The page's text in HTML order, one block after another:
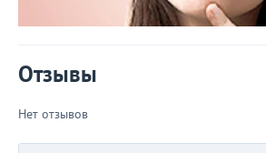
Отзывы
Нет отзывов